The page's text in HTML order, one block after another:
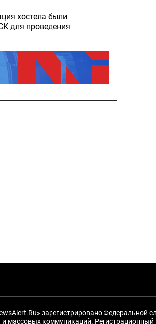
хостела были
для проведения
зарегистрировано Федеральной
массовых коммуникаций. Регистрационный